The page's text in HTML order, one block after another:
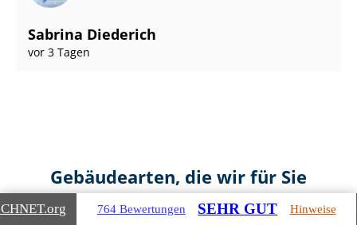
Sabrina Diederich
vor 3 Tagen
Gebäudearten, die wir für Sie
bewerten
.org 764 Bewertungen SEHR GUT Hinweise